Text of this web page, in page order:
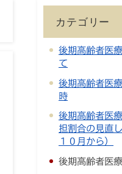
カテゴリー
後期高齢者医
て
後期高齢者医
時
後期高齢者医
担割合の見直
１０月から）
後期高齢者医